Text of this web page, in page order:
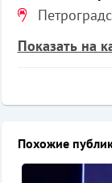
Показать на
Похожие